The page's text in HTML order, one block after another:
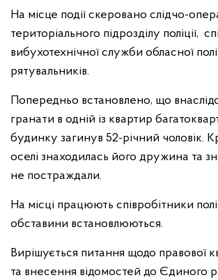
На місце події скеровано слідчо-
територіального підрозділу поліції,
вибухотехнічної служби обласної
рятувальників.
Попередньо встановлено, що
гранати в одній із квартир
будинку загинув 52-річний чоловік.
оселі знаходилась його дружина та
не постраждали.
На місці працюють співробітники
обставини встановлюються.
Вирішується питання щодо правової
та внесення відомостей до Єдиного